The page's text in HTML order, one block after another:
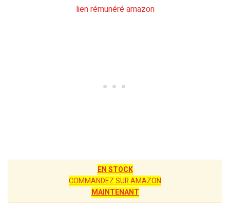
lien rémunéré amazon
EN STOCK
COMMANDEZ SUR AMAZON
MAINTENANT